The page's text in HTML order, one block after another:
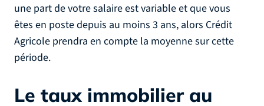
une part de votre salaire est variable et que vous
êtes en poste depuis au moins 3 ans, alors Crédit
Agricole prendra en compte la moyenne sur cette
période.
Le taux immobilier au